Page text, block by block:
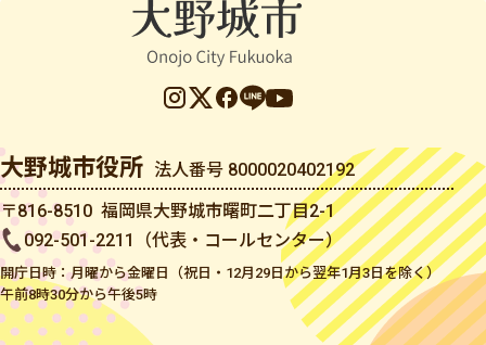
大野城市役所 法人番号 8000020402192
〒816-8510 福岡県大野城市曙町二丁目2-1
092-501-2211（代表・コールセンター）
開庁日時：月曜から金曜日（祝日・12月29日から翌年1月3日を除く）
午前8時30分から午後5時